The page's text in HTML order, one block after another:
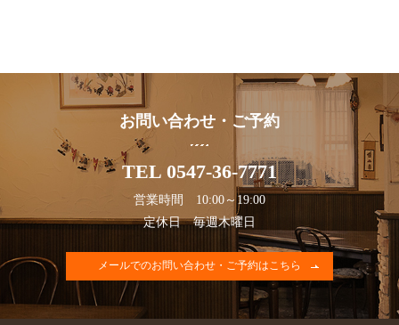
お問い合わせ・ご予約
TEL 0547-36-7771
営業時間 10:00～19:00
定休日 毎週木曜日
メールでのお問い合わせ・ご予約はこちら